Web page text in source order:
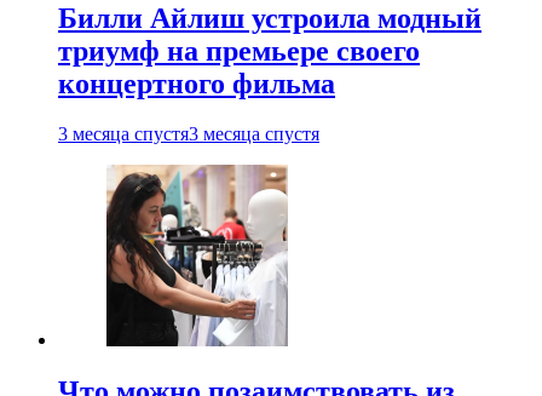
Билли Айлиш устроила модный
триумф на премьере своего
концертного фильма
3 месяца спустя3 месяца спустя